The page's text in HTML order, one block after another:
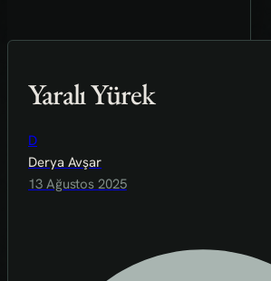
Yaralı Yürek
D
Derya Avşar
13 Ağustos 2025